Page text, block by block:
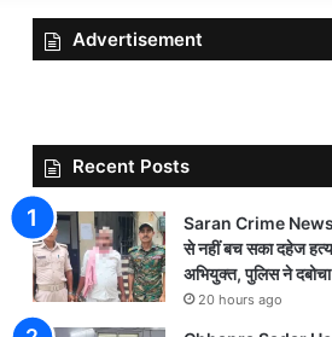
Advertisement
Recent Posts
Saran Crime
से नहीं बच सका दहेज
अभियुक्त, पुलिस ने दबोचा
20 hours ago